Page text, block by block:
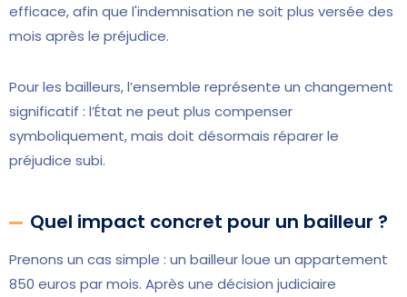
efficace, afin que l'indemnisation ne soit plus versée des
mois après le préjudice.
Pour les bailleurs, l’ensemble représente un changement
significatif : l’État ne peut plus compenser
symboliquement, mais doit désormais réparer le
préjudice subi.
Quel impact concret pour un bailleur ?
Prenons un cas simple : un bailleur loue un appartement
850 euros par mois. Après une décision judiciaire